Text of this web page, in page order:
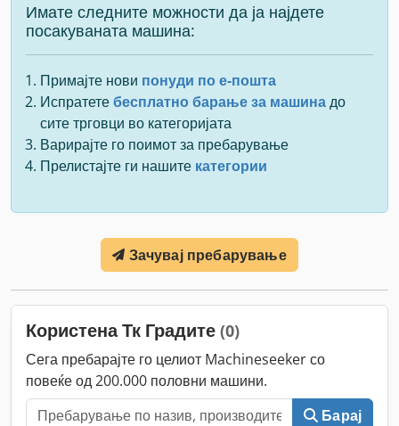
Имате следните можности да ја најдете
посакуваната машина:
Примајте нови понуди по е-пошта
Испратетебесплатно барање за машинадо
сите трговци во категоријата
Варирајте го поимот за пребарување
Прелистајте ги нашите категории
Зачувај пребарување
Користена Тк Градите (0)
Сега пребарајте го целиот Machineseeker со
повеќе од 200.000 половни машини.
Барај